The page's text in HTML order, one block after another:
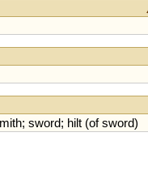
; sword; hilt(of sword)